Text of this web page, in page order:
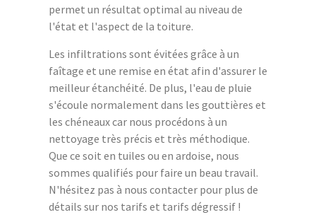
permet un résultat optimal au niveau de
l'état et l'aspect de la toiture.
Les infiltrations sont évitées grâce à un
faîtage et une remise en état afin d'assurer le
meilleur étanchéité. De plus, l'eau de pluie
s'écoule normalement dans les gouttières et
les chéneaux car nous procédons à un
nettoyage très précis et très méthodique.
Que ce soit en tuiles ou en ardoise, nous
sommes qualifiés pour faire un beau travail.
N'hésitez pas à nous contacter pour plus de
détails sur nos tarifs et tarifs dégressif !